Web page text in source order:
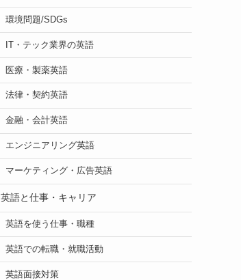
環境問題/SDGs
IT・テック業界の英語
医療・製薬英語
法律・契約英語
金融・会計英語
エンジニアリング英語
マーケティング・広告英語
英語と仕事・キャリア
英語を使う仕事・職種
英語での転職・就職活動
英語面接対策